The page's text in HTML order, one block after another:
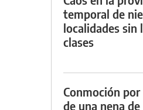
temporal de
localidades sin
clases
Conmoción
de una nena